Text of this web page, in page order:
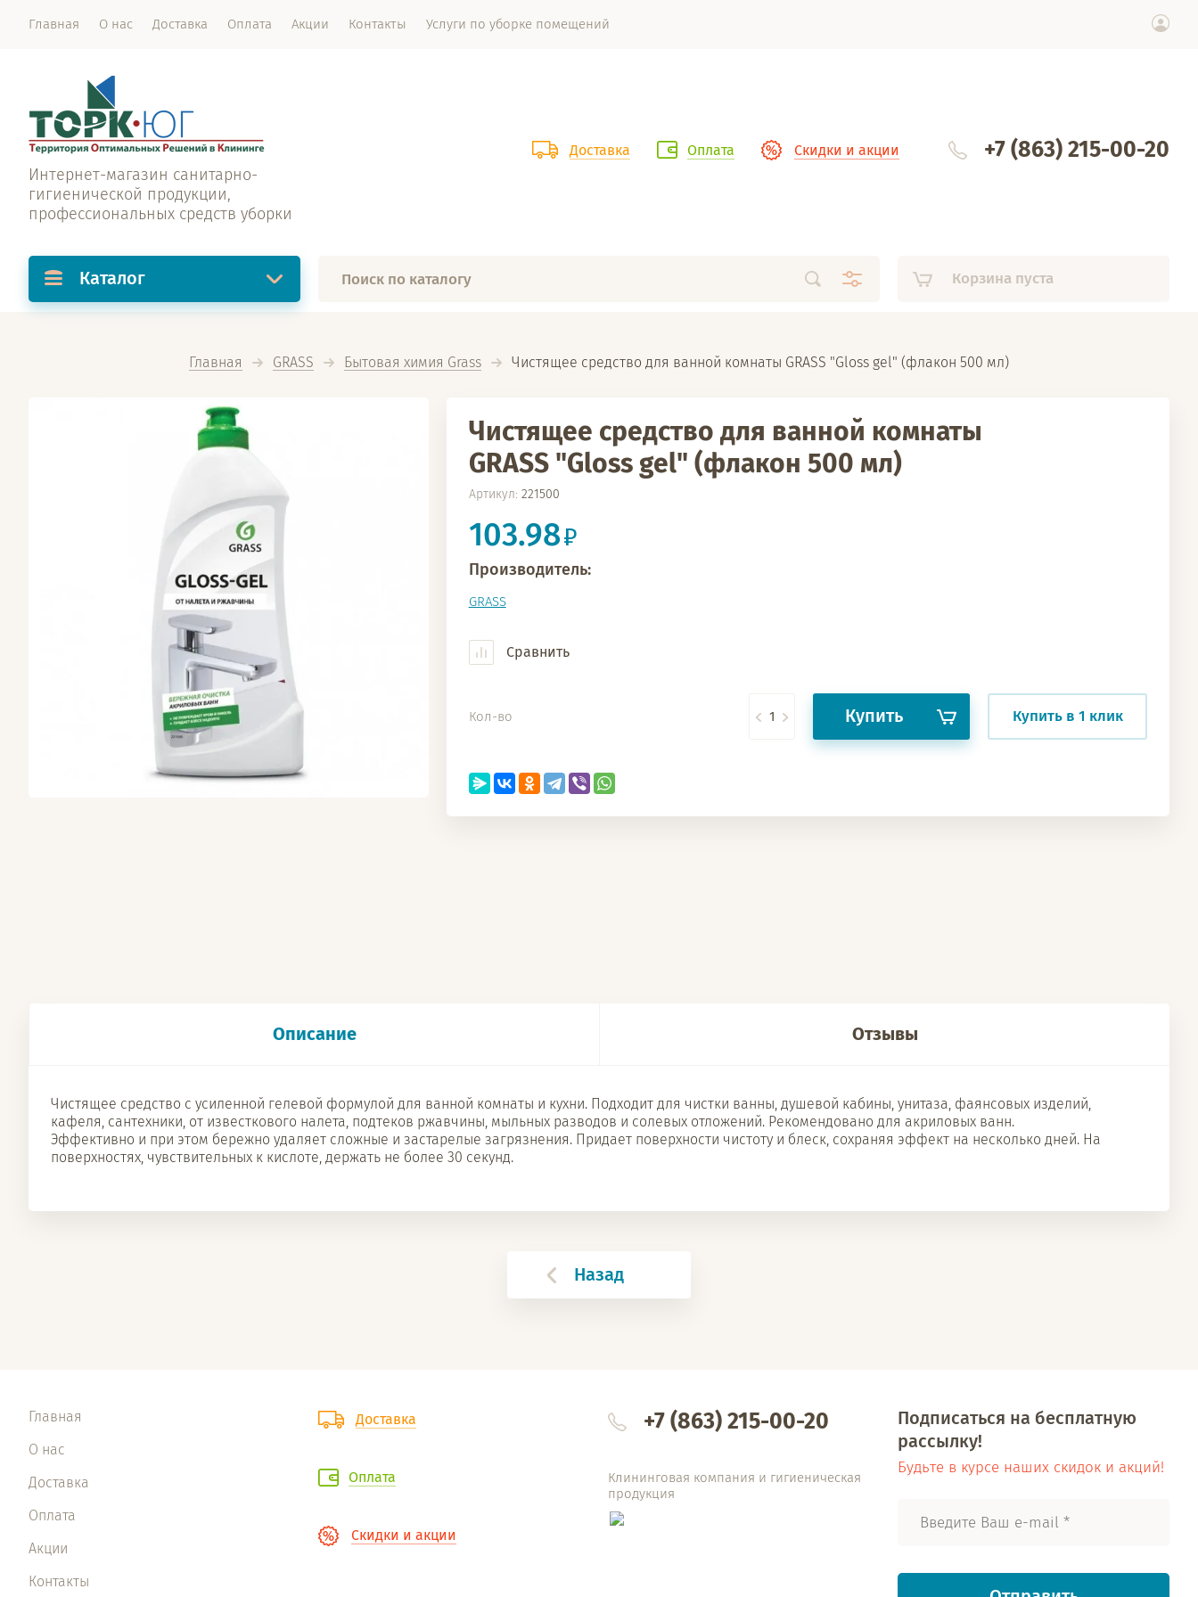
Главная О нас Доставка Оплата Акции Контакты Услуги по уборке помещений
Интернет-магазин санитарно-
гигиенической продукции,
профессиональных средств уборки
Доставка Оплата Скидки и акции +7 (863) 215-00-20
Каталог Корзина пуста
Главная GRASS Бытовая химия Grass
  Чистящее средство для ванной комнаты GRASS "Gloss gel" (флакон 500 мл)
Чистящее средство для ванной комнаты
GRASS "Gloss gel" (флакон 500 мл)
Артикул: 221500
103.98
Производитель:
GRASS
Сравнить
Кол-во Купить Купить в 1 клик
Описание Отзывы
Чистящее средство с усиленной гелевой формулой для ванной комнаты и кухни. Подходит для чистки ванны, душевой кабины, унитаза, фаянсовых изделий,
кафеля, сантехники, от известкового налета, подтеков ржавчины, мыльных разводов и солевых отложений. Рекомендовано для акриловых ванн.
Эффективно и при этом бережно удаляет сложные и застарелые загрязнения. Придает поверхности чистоту и блеск, сохраняя эффект на несколько дней. На
поверхностях, чувствительных к кислоте, держать не более 30 секунд.
Назад
Главная
О нас
Доставка
Оплата
Акции
Контакты
Доставка
Оплата
Скидки и акции
+7 (863) 215-00-20
Клининговая компания и гигиеническая
продукция
Подписаться на бесплатную
рассылку!
Будьте в курсе наших скидок и акций!